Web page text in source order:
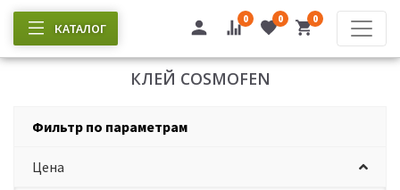
КАТАЛОГ
0 0 0
КЛЕЙ COSMOFEN
Фильтр по параметрам
Цена